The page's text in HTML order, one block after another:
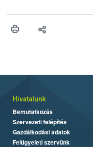
műszaki és hatósági
Hivatalunk
Bemutatkozás
Szervezeti felépítés
Gazdálkodási adatok
Felügyeleti szervünk